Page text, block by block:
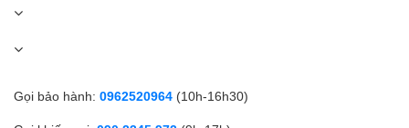
Gọi bảo hành: 0962520964 (10h-16h30)